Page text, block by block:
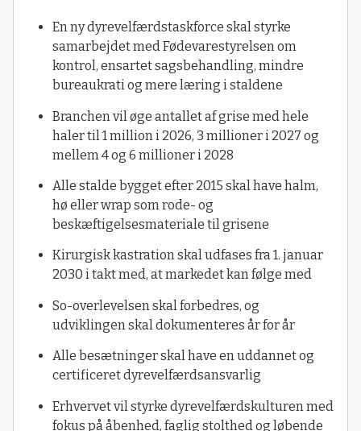
En ny dyrevelfærdstaskforce skal styrke
samarbejdet med Fødevarestyrelsen om
kontrol, ensartet sagsbehandling, mindre
bureaukrati og mere læring i staldene
Branchen vil øge antallet af grise med hele
haler til 1 million i 2026, 3 millioner i 2027 og
mellem 4 og 6 millioner i 2028
Alle stalde bygget efter 2015 skal have halm,
hø eller wrap som rode- og
beskæftigelsesmateriale til grisene
Kirurgisk kastration skal udfases fra 1. januar
2030 i takt med, at markedet kan følge med
So-overlevelsen skal forbedres, og
udviklingen skal dokumenteres år for år
Alle besætninger skal have en uddannet og
certificeret dyrevelfærdsansvarlig
Erhvervet vil styrke dyrevelfærdskulturen med
fokus på åbenhed, faglig stolthed og løbende